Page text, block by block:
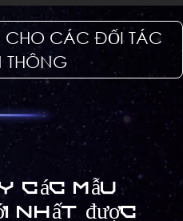
CHO CÁC ĐỐI TÁC
THÔNG
các mẫu
nhất được